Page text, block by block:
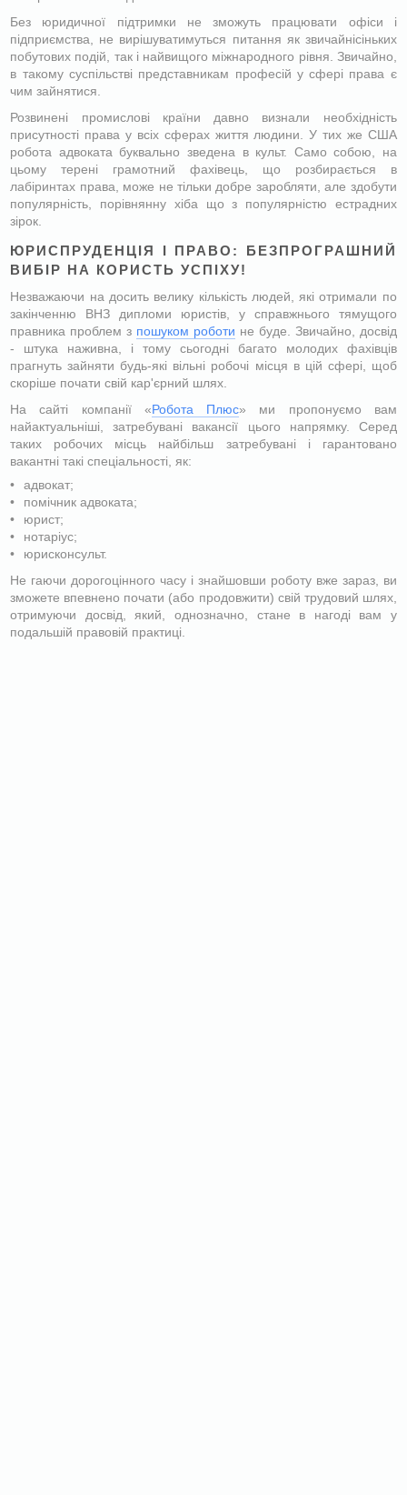
Без юридичної підтримки не зможуть працювати офіси і
підприємства, не вирішуватимуться питання як звичайнісіньких
побутових подій, так і найвищого міжнародного рівня. Звичайно,
в такому суспільстві представникам професій у сфері права є
чим зайнятися.
Розвинені промислові країни давно визнали необхідність
присутності права у всіх сферах життя людини. У тих же США
робота адвоката буквально зведена в культ. Само собою, на
цьому терені грамотний фахівець, що розбирається в
лабіринтах права, може не тільки добре заробляти, але здобути
популярність, порівнянну хіба що з популярністю естрадних
зірок.
ЮРИСПРУДЕНЦІЯ І ПРАВО: БЕЗПРОГРАШНИЙ
ВИБІР НА КОРИСТЬ УСПІХУ!
Незважаючи на досить велику кількість людей, які отримали по
закінченню ВНЗ дипломи юристів, у справжнього тямущого
правника проблем з пошуком роботи не буде. Звичайно, досвід
- штука наживна, і тому сьогодні багато молодих фахівців
прагнуть зайняти будь-які вільні робочі місця в цій сфері, щоб
скоріше почати свій кар'єрний шлях.
На сайті компанії «Робота Плюс» ми пропонуємо вам
найактуальніші, затребувані вакансії цього напрямку. Серед
таких робочих місць найбільш затребувані і гарантовано
вакантні такі спеціальності, як:
адвокат;
помічник адвоката;
юрист;
нотаріус;
юрисконсульт.
Не гаючи дорогоцінного часу і знайшовши роботу вже зараз, ви
зможете впевнено почати (або продовжити) свій трудовий шлях,
отримуючи досвід, який, однозначно, стане в нагоді вам у
подальшій правовій практиці.